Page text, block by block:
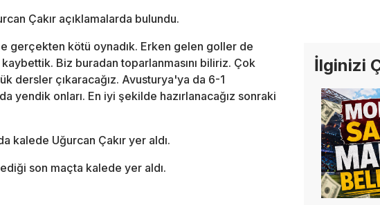
Çakır açıklamalarda bulundu.
gerçekten kötü oynadık. Erken gelen goller de
Biz buradan toparlanmasını biliriz. Çok
dersler çıkaracağız. Avusturya'ya da 6-1
yendik onları. En iyi şekilde hazırlanacağız sonraki
kalede Uğurcan Çakır yer aldı.
son maçta kalede yer aldı.
İlginizi